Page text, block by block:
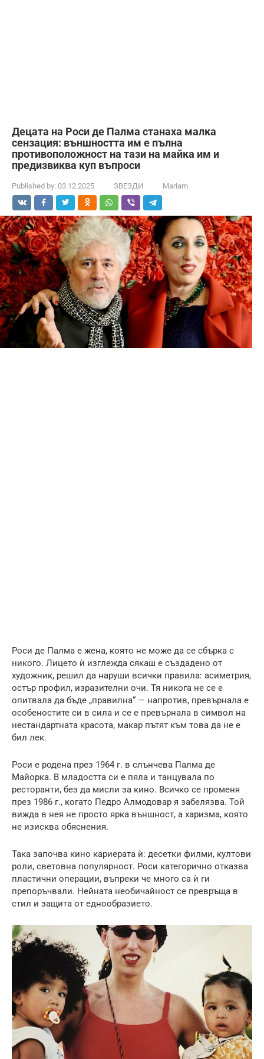
Децата на Роси де Палма станаха малка
сензация: външността им е пълна
противоположност на тази на майка им и
предизвиква куп въпроси
Published by: 03.12.2025 ЗВЕЗДИ Mariam
Роси де Палма е жена, която не може да се сбърка с
никого. Лицето ѝ изглежда сякаш е създадено от
художник, решил да наруши всички правила: асиметрия,
остър профил, изразителни очи. Тя никога не се е
опитвала да бъде „правилна“ — напротив, превърнала е
особеностите си в сила и се е превърнала в символ на
нестандартната красота, макар пътят към това да не е
бил лек.
Роси е родена през 1964 г. в слънчева Палма де
Майорка. В младостта си е пяла и танцувала по
ресторанти, без да мисли за кино. Всичко се променя
през 1986 г., когато Педро Алмодовар я забелязва. Той
вижда в нея не просто ярка външност, а харизма, която
не изисква обяснения.
Така започва кино кариерата ѝ: десетки филми, култови
роли, световна популярност. Роси категорично отказва
пластични операции, въпреки че много са ѝ ги
препоръчвали. Нейната необичайност се превръща в
стил и защита от еднообразието.